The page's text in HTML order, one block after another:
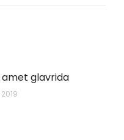
amet glavrida